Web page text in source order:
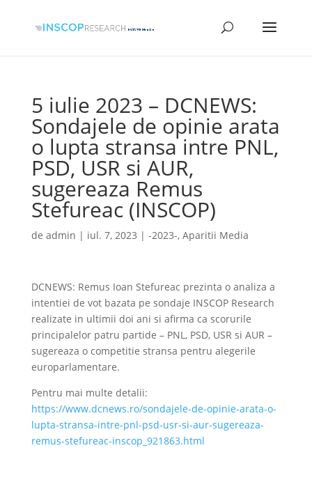
5 iulie 2023 – DCNEWS:
Sondajele de opinie arata
o lupta stransa intre PNL,
PSD, USR si AUR,
sugereaza Remus
Stefureac (INSCOP)
de admin | iul. 7, 2023 | -2023-, Aparitii Media
DCNEWS: Remus Ioan Stefureac prezinta o analiza a
intentiei de vot bazata pe sondaje INSCOP Research
realizate in ultimii doi ani si afirma ca scorurile
principalelor patru partide – PNL, PSD, USR si AUR –
sugereaza o competitie stransa pentru alegerile
europarlamentare.
Pentru mai multe detalii:
https://www.dcnews.ro/sondajele-de-opinie-arata-o-
lupta-stransa-intre-pnl-psd-usr-si-aur-sugereaza-
remus-stefureac-inscop_921863.html